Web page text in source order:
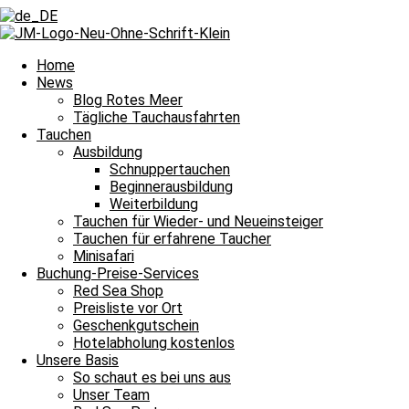
Home
News
Blog Rotes Meer
Tägliche Tauchausfahrten
Tauchen
Ausbildung
Schnuppertauchen
Beginnerausbildung
Weiterbildung
Tauchen für Wieder- und Neueinsteiger
Tauchen für erfahrene Taucher
Minisafari
Buchung-Preise-Services
Red Sea Shop
Preisliste vor Ort
Geschenkgutschein
Hotelabholung kostenlos
Unsere Basis
So schaut es bei uns aus
Unser Team
ZurückVoriger
NächsterDelfine und Adlerrochen gratulieren
Bei herrlichen Wetter zwischen die Inseln und damit heißt es Leinen
Tauchguidesberichten an dieser Stelle jeden Tag von den
dem Meer und unter Wasser erlebt haben. Auch über die
Nachttauchgang – ihr könnt es mitverfolgen. Auch
Und das Beste? Unsere Berichte über die Tauchausfahrten unserer
lasst euch immer wieder aufs Neue verzaubern. Willkommen zu
Halbtagesfahrt
Tauchplatz 1: Carlson’s Corner